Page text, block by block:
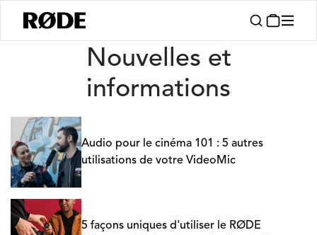
Nouvelles
Nouvelles et
informations
Audio pour le cinéma 101 : 5 autres
utilisations de votre VideoMic
5 façons uniques d'utiliser le RØDE